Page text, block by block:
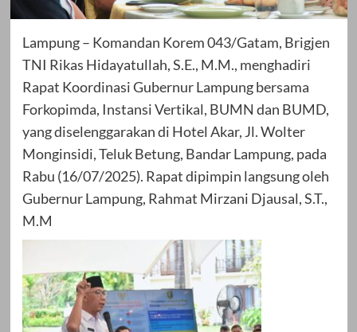
Lampung – Komandan Korem 043/Gatam, Brigjen
TNI Rikas Hidayatullah, S.E., M.M., menghadiri
Rapat Koordinasi Gubernur Lampung bersama
Forkopimda, Instansi Vertikal, BUMN dan BUMD,
yang diselenggarakan di Hotel Akar, Jl. Wolter
Monginsidi, Teluk Betung, Bandar Lampung, pada
Rabu (16/07/2025). Rapat dipimpin langsung oleh
Gubernur Lampung, Rahmat Mirzani Djausal, S.T.,
M.M